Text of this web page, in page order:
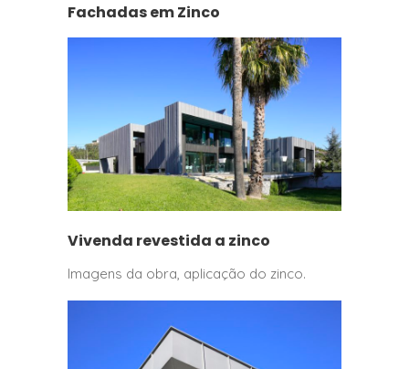
Fachadas em Zinco
Vivenda revestida a zinco
Imagens da obra, aplicação do zinco.